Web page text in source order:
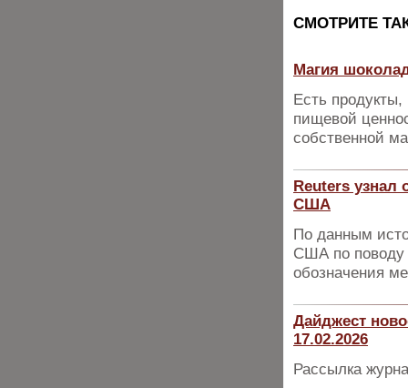
CМОТРИТЕ
Магия
Есть
пищевой
собственной
Reuters
США
По данным
США по поводу
обозначения
Дайджест
17.02.2026
Рассылка